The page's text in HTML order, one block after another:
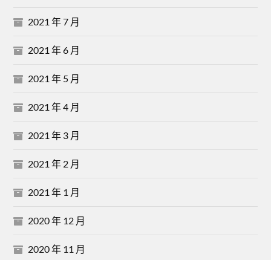
2021 年 7 月
2021 年 6 月
2021 年 5 月
2021 年 4 月
2021 年 3 月
2021 年 2 月
2021 年 1 月
2020 年 12 月
2020 年 11 月